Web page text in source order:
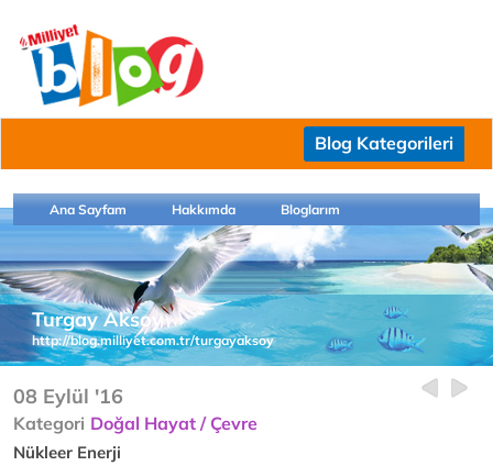
Blog Kategorileri
Ana Sayfam Hakkımda Bloglarım
Turgay Aksoy
http://blog.milliyet.com.tr/turgayaksoy
08 Eylül '16
Kategori Doğal Hayat / Çevre
Nükleer Enerji